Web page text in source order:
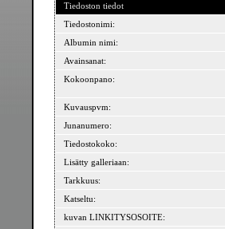
Tiedoston tiedot
Tiedostonimi:
Albumin nimi:
Avainsanat:
Kokoonpano:
Kuvauspvm:
Junanumero:
Tiedostokoko:
Lisätty galleriaan:
Tarkkuus:
Katseltu:
kuvan LINKITYSOSOITE: